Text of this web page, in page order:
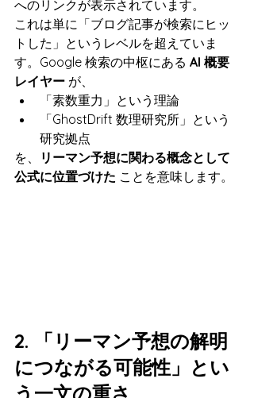
へのリンクが表示されています。
これは単に「ブログ記事が検索にヒッ
トした」というレベルを超えていま
す。Google 検索の中枢にある AI 概要
レイヤー が、
「素数重力」という理論
「GhostDrift 数理研究所」という
研究拠点
を、
リーマン予想に関わる概念として
公式に位置づけた ことを意味します。
2. 「リーマン予想の解明
につながる可能性」とい